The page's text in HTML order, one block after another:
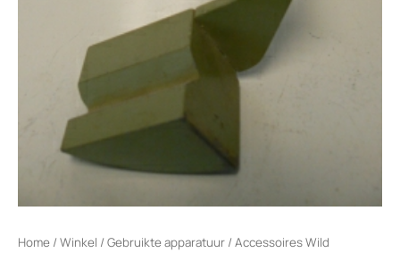
Home /Winkel /Gebruikte apparatuur /Accessoires Wild